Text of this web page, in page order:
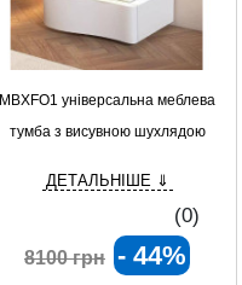
MBXFO1 універсальна меблева
тумба з висувною шухлядою
ДЕТАЛЬНІШЕ ⇓
(0)
8100 грн - 44%